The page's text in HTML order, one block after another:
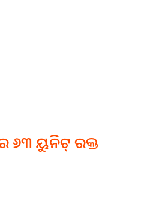
୬୩ ୟୁନିଟ୍ ରକ୍ତ